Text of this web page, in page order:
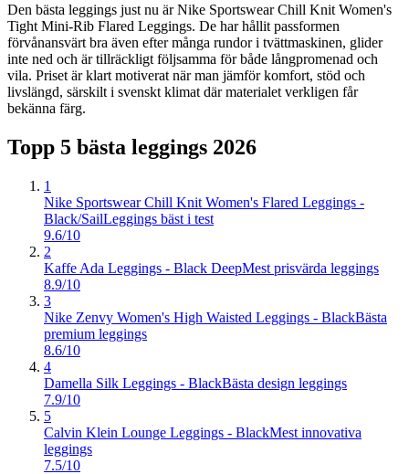
Den bästa leggings just nu är Nike Sportswear Chill Knit Women's
Tight Mini-Rib Flared Leggings. De har hållit passformen
förvånansvärt bra även efter många rundor i tvättmaskinen, glider
inte ned och är tillräckligt följsamma för både långpromenad och
vila. Priset är klart motiverat när man jämför komfort, stöd och
livslängd, särskilt i svenskt klimat där materialet verkligen får
bekänna färg.
Topp 5 bästa leggings 2026
1
Nike Sportswear Chill Knit Women's Flared Leggings -
Black/SailLeggings bäst i test
9.6/10
2
Kaffe Ada Leggings - Black DeepMest prisvärda leggings
8.9/10
3
Nike Zenvy Women's High Waisted Leggings - BlackBästa
premium leggings
8.6/10
4
Damella Silk Leggings - BlackBästa design leggings
7.9/10
5
Calvin Klein Lounge Leggings - BlackMest innovativa
leggings
7.5/10